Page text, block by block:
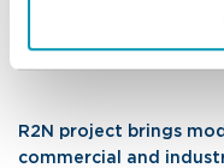
R2N project brings
commercial and